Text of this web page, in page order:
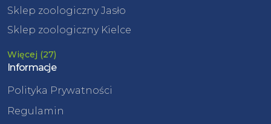
Sklep zoologiczny Jasło
Sklep zoologiczny Kielce
Więcej (27)
Informacje
Polityka Prywatności
Regulamin